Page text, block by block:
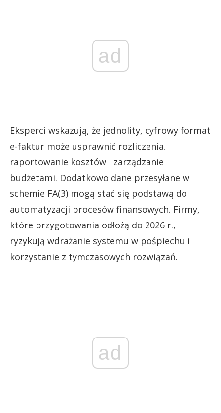
ad
Eksperci wskazują, że jednolity, cyfrowy format
e-faktur może usprawnić rozliczenia,
raportowanie kosztów i zarządzanie
budżetami. Dodatkowo dane przesyłane w
schemie FA(3) mogą stać się podstawą do
automatyzacji procesów finansowych. Firmy,
które przygotowania odłożą do 2026 r.,
ryzykują wdrażanie systemu w pośpiechu i
korzystanie z tymczasowych rozwiązań.
ad